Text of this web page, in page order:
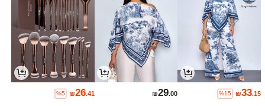
₪33.15
%15
₪29.00
₪26.41
%5